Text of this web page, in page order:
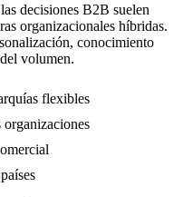
decisiones B2B suelen
organizacionales híbridas.
conocimiento
volumen.
flexibles